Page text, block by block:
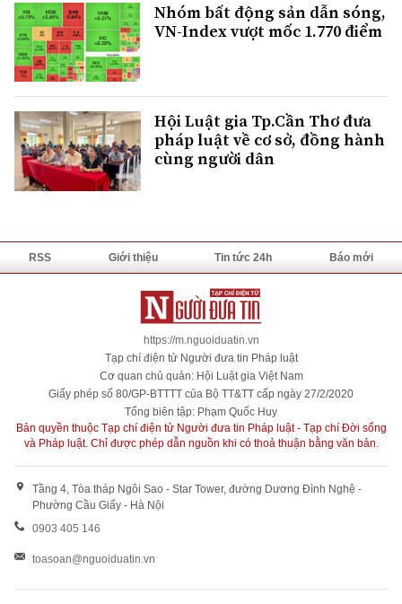
Nhóm bất động sản dẫn sóng,
VN-Index vượt mốc 1.770 điểm
Hội Luật gia Tp.Cần Thơ đưa
pháp luật về cơ sở, đồng hành
cùng người dân
RSS Giới thiệu Tin tức 24h Báo mới
https://m.nguoiduatin.vn
Tạp chí điện tử Người đưa tin Pháp luật
Cơ quan chủ quản: Hội Luật gia Việt Nam
Giấy phép số 80/GP-BTTTT của Bộ TT&TT cấp ngày 27/2/2020
Tổng biên tập: Phạm Quốc Huy
Bản quyền thuộc Tạp chí điện tử Người đưa tin Pháp luật - Tạp chí Đời sống
và Pháp luật. Chỉ được phép dẫn nguồn khi có thoả thuận bằng văn bản.
Tầng 4, Tòa tháp Ngôi Sao - Star Tower, đường Dương Đình Nghệ -
Phường Cầu Giấy - Hà Nội
0903 405 146
toasoan@nguoiduatin.vn